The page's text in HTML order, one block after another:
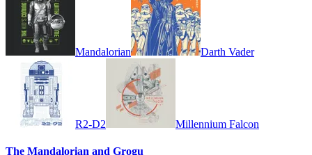
Mandalorian Darth Vader
R2-D2 Millennium Falcon
The Mandalorian and Grogu